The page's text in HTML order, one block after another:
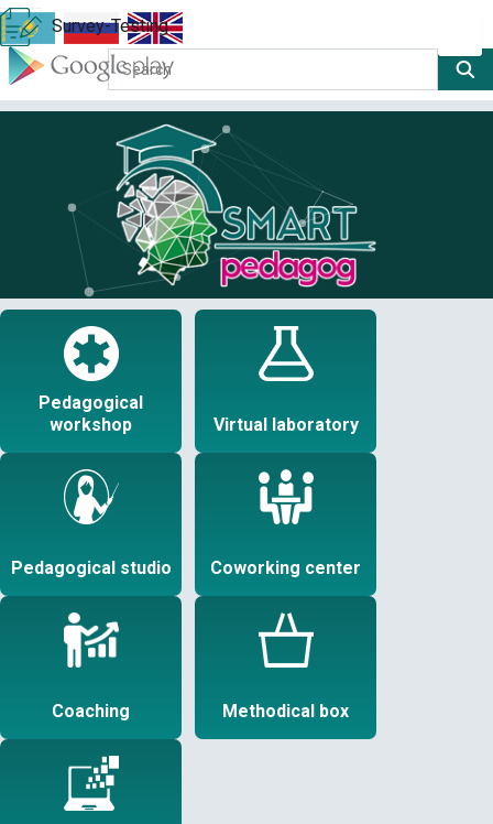
Survey-Testing
Pedagogical
workshop
Virtual laboratory
Pedagogical studio Coworking center
Coaching Methodical box